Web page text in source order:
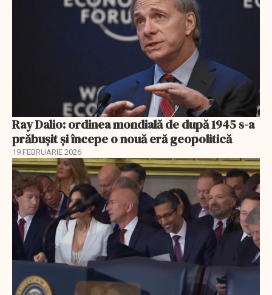
Ray Dalio: ordinea mondială de după 1945 s-a
prăbușit și începe o nouă eră geopolitică
19 FEBRUARIE 2026